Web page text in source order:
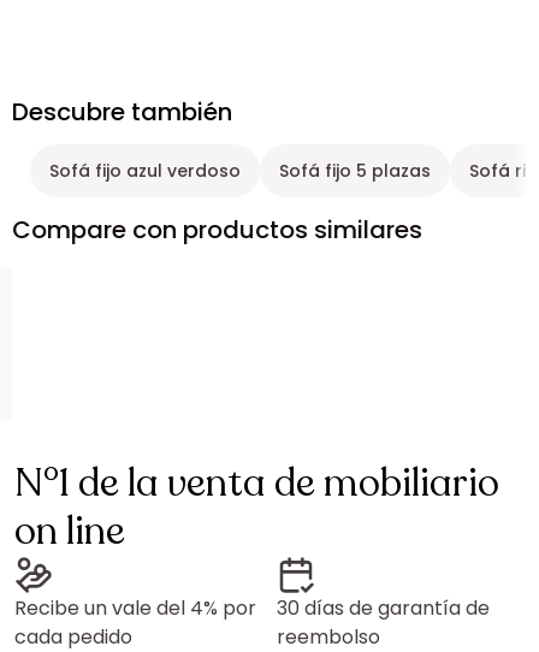
Descubre también
Sofá fijo azul verdoso Sofá fijo 5 plazas Sofá
Compare con productos similares
N°1 de la venta de mobiliario
on line
Recibe un vale del 4% por
cada pedido
30 días de garantía de
reembolso